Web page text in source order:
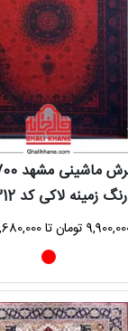
رنگ زمینه لاکی کد 871312